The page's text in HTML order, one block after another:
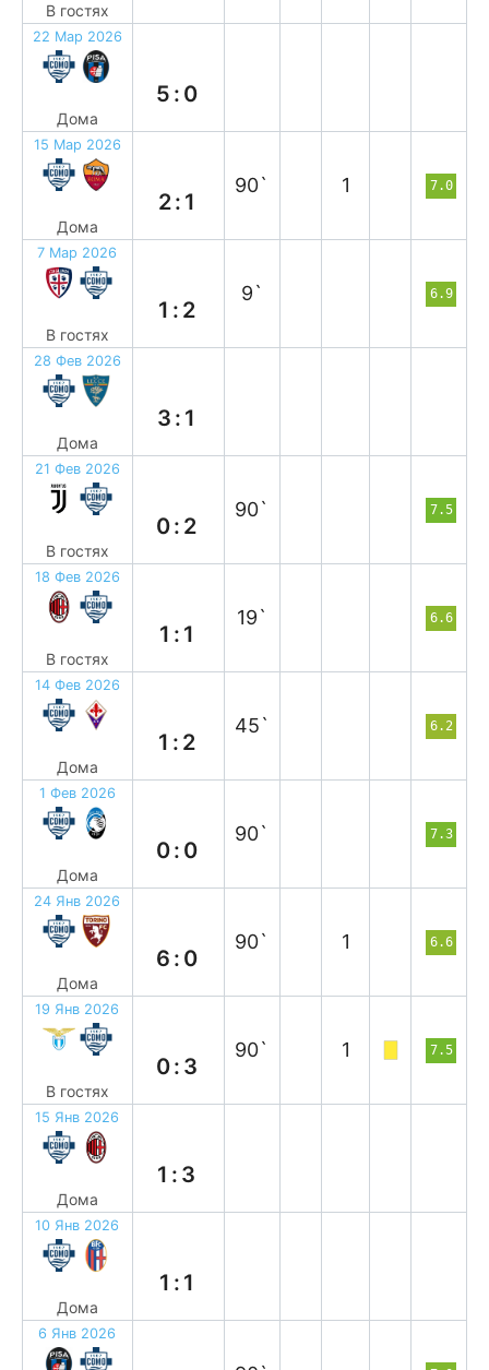
В гостях
22 Мар 2026
Дома
5:0
15 Мар 2026
Дома
2:1
90` 1 7.0
7 Мар 2026
В гостях
1:2
9` 6.9
28 Фев 2026
Дома
3:1
21 Фев 2026
В гостях
0:2
90` 7.5
18 Фев 2026
В гостях
1:1
19` 6.6
14 Фев 2026
Дома
1:2
45` 6.2
1 Фев 2026
Дома
0:0
90` 7.3
24 Янв 2026
Дома
6:0
90` 1 6.6
19 Янв 2026
В гостях
0:3
90` 1 7.5
15 Янв 2026
Дома
1:3
10 Янв 2026
Дома
1:1
6 Янв 2026